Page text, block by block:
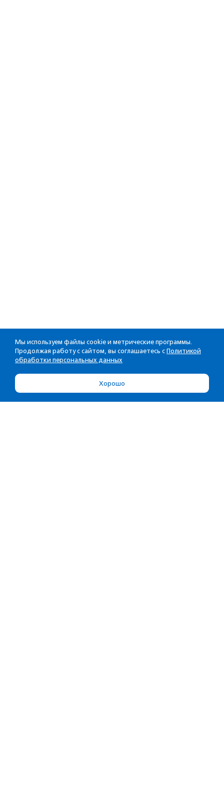
Мы используем файлы cookie и метрические программы.
Продолжая работу с сайтом, вы соглашаетесь с Политикой
обработки персональных данных
Хорошо